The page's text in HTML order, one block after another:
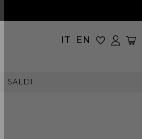
IT EN
SALDI